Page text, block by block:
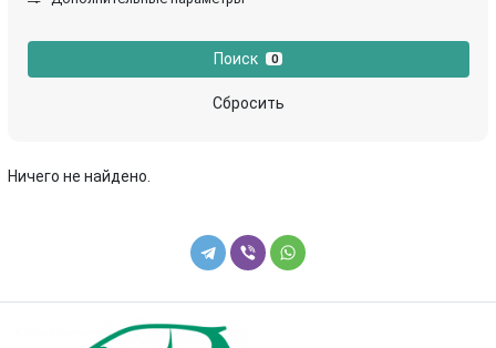
Поиск 0
Сбросить
Ничего не найдено.